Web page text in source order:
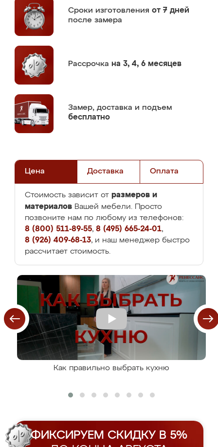
Сроки изготовления от 7 дней
после замера
Рассрочка на 3, 4, 6 месяцев
Замер, доставка и подъем
бесплатно
Цена Доставка Оплата
Стоимость зависит от размеров и
материалов Вашей мебели. Просто
позвоните нам по любому из телефонов:
8 (800) 511-89-55, 8 (495) 665-24-01,
8 (926) 409-68-13, и наш менеджер быстро
рассчитает стоимость.
Как правильно выбрать кухню
ФИКСИРУЕМ СКИДКУ В 5%